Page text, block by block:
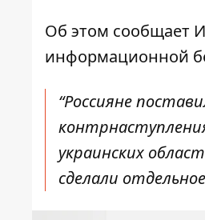
Об этом сообщает
информационной
“Россияне
украинских
сделали